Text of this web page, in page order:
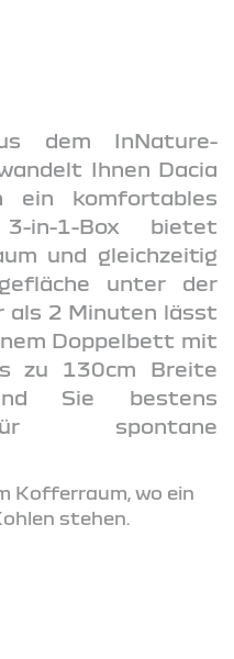
dem InNature-
Ihnen Dacia
ein komfortables
in-1-Box bietet
und gleichzeitig
unter der
als 2 Minuten lässt
Doppelbett mit
zu 130cm Breite
Sie bestens
spontane